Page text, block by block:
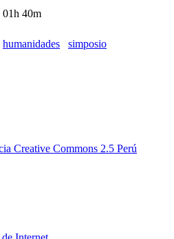
01h 40m
humanidades simposio
Creative Commons 2.5 Perú